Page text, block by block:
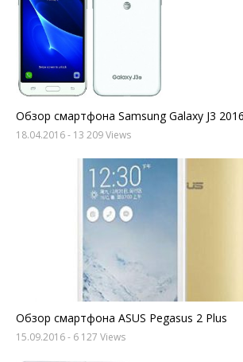
Обзор смартфона Samsung Galaxy J3
18.04.2016- 13 209 Views
Обзор смартфона ASUS Pegasus 2 Plus
15.09.2016- 6 127 Views